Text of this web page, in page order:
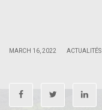
MARCH 16, 2022 ACTUALITÉS